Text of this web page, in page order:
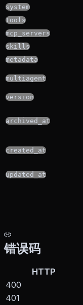
system
tools
mcp_servers
skills
metadata
multiagent
version
archived_at
created_at
updated_at
错误码
HTTP
400
401